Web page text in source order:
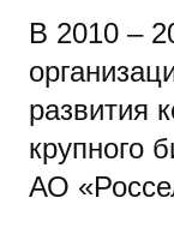
В 2010 –
развития
крупного
АО